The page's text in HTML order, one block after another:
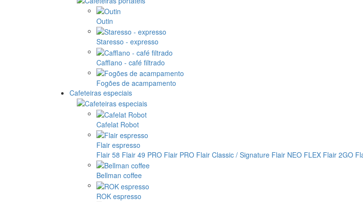
Outin
Staresso - expresso
Cafflano - café filtrado
Fogões de acampamento
Cafeteiras especiais
Cafelat Robot
Flair espresso
Flair 58 Flair 49 PRO Flair PRO Flair Classic / Signature Flair NEO FLEX Flair 2GO
Bellman coffee
ROK espresso